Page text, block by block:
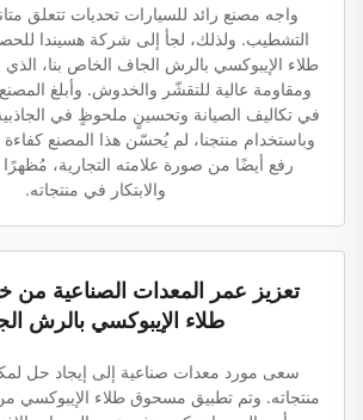
واجه مصنع رائد للسيارات تحديات تتعلق
التشطيب. ولذلك، لجأ إلى شركة هسيندا
طلاء الإيبوكسي بالرش الجاف الخاص بنا، الذي
ومقاومة عالية للتقشّر والخدوش. وأبلغ
في تكاليف الصيانة وتحسينٍ ملحوظٍ في
وباستخدام منتجنا، لم يُحسّن هذا المصنع
رفع أيضًا من صورة علامته التجارية، مُظهرًا
والابتكار في منتجاته.
تعزيز عمر المعدات الصناعية
طلاء الإيبوكسي بالرش
سعى مورد معدات صناعية إلى إيجاد حل
منتجاته. وتم تطبيق مسحوق طلاء الإيبوكسي